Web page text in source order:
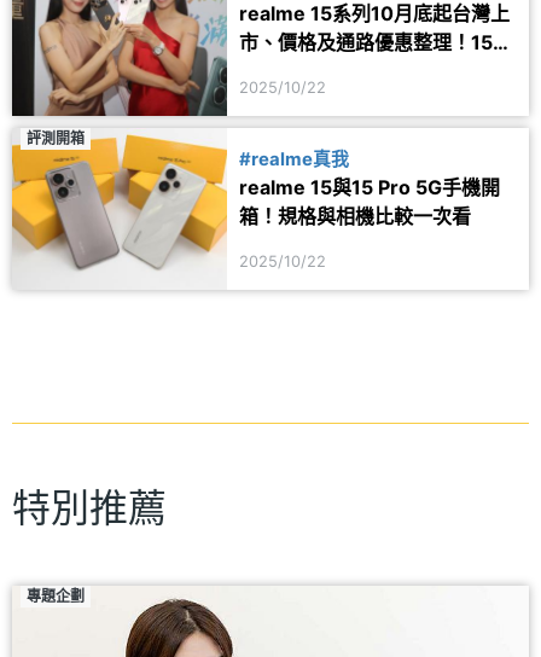
realme 15系列10月底起台灣上
市、價格及通路優惠整理！15
2025/10/22
評測開箱
#realme真我
realme 15與15 Pro 5G手機開
箱！規格與相機比較一次看
2025/10/22
特別推薦
專題企劃